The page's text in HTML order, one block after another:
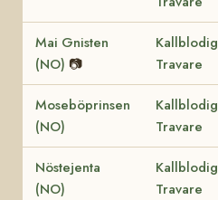
Mai Gnisten
(NO) 📷
Kallblodig
Travare
Moseböprinsen
(NO)
Kallblodig
Travare
Nöstejenta
(NO)
Kallblodig
Travare